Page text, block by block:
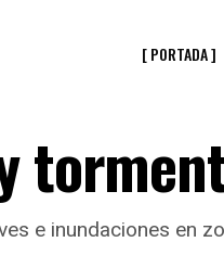
[ PORTADA ]
e inundaciones en